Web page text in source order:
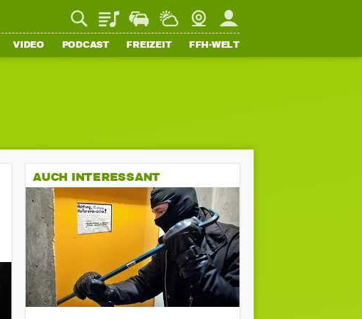
PlaylistStaupilotWetterWebcamMein FFH
VIDEO PODCAST FREIZEIT FFH-WELT
AUCH INTERESSANT